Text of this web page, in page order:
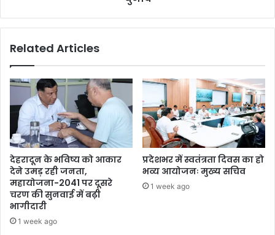
Related Articles
देहरादून के भविष्य को आकार
देने उमड़ रही जनता,
महायोजना-2041 पर दूसरे
चरण की सुनवाई में बढ़ी
भागीदारी
1 week ago
प्रदेशभर में स्वतंत्रता दिवस का हो
भव्य आयोजनः मुख्य सचिव
1 week ago